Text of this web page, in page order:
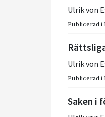
Ulrik von
Publicerad i
Ulrik von
Publicerad i
Saken i